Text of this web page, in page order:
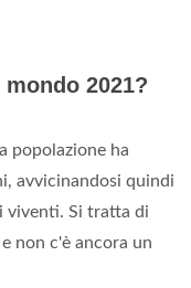
2021?
la popolazione ha
avvicinandosi quindi
viventi. Si tratta di
non c'è ancora un